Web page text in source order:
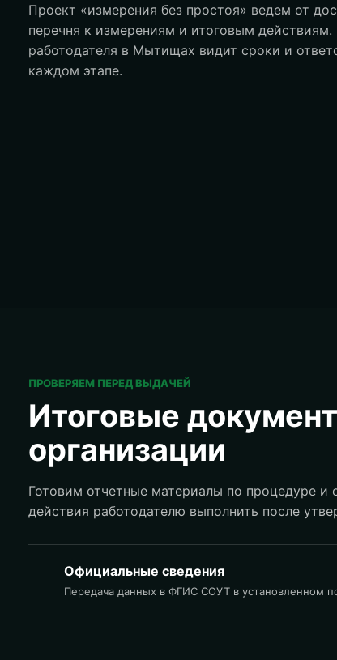
Проект «измерения без простоя» ведем от
перечня к измерениям и итоговым действиям.
работодателя в Мытищах видит сроки и
каждом этапе.
ПРОВЕРЯЕМ ПЕРЕД ВЫДАЧЕЙ
Итоговые
организации
Готовим отчетные материалы по процедуре и
действия работодателю выполнить после
Официальные сведения
Передача данных в ФГИС СОУТ в установленном